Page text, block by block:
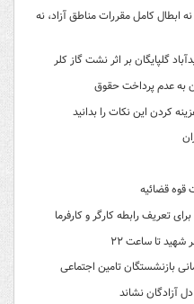
ابطال کامل مقررات مناطق آزاد، نه
به عدم پرداخت حقوق
کردن این نکات را بدانید
قوه‌ قضائیه
تعریف رابطه کارگر و کارفرما
شهید تا ساعت ۲۲
آزادگان نشاند